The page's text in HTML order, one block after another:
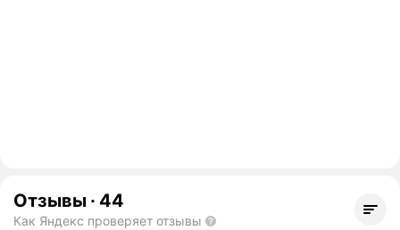
Отзывы · 44
Как Яндекс проверяет отзывы